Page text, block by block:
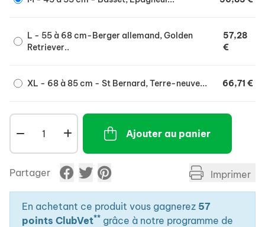
gr&acirc,ce aux bandes velcro et sangles
Sangles de maintien réglables afin d'ajuster la
longueur en fonction de la taille du chien et du
Poignée de confort pour maintenir ensemble les
Peut être clipsé sur le Canis-Mobile.
L - 55 à 68 cm-Berger allemand, Golden
Retriever..
57,28
€
XL - 68 à 85 cm - St Bernard, Terre-neuve... 66,71 €
Ajouter au panier
Partager Imprimer
En achetant ce produit vous gagnerez 57
points ClubVet** grâce à notre programme de